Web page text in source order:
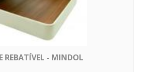
REBATÍVEL - MINDOL